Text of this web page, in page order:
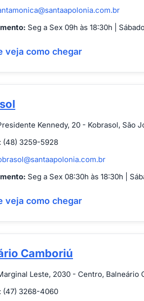
Seg a Sex 09h às 18:30h |
veja como chegar
Kennedy, 20 - Kobrasol, São
(48) 3259-5928
Seg a Sex 08:30h às 18:30h |
veja como chegar
Camboriú
Leste, 2030 - Centro, Balneário
(47) 3268-4060